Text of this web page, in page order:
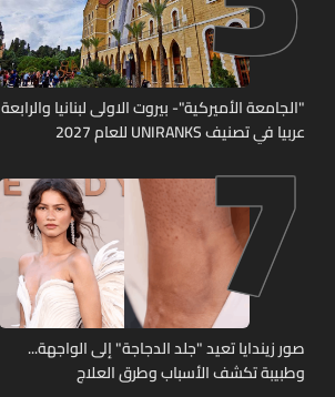
"الجامعة الأميركية"- بيروت الاولى لبنانيا والرابعة
عربيا في تصنيف UNIRANKS للعام 2027
7
صور زيندايا تعيد "جلد الدجاجة" إلى الواجهة...
وطبيبة تكشف الأسباب وطرق العلاج